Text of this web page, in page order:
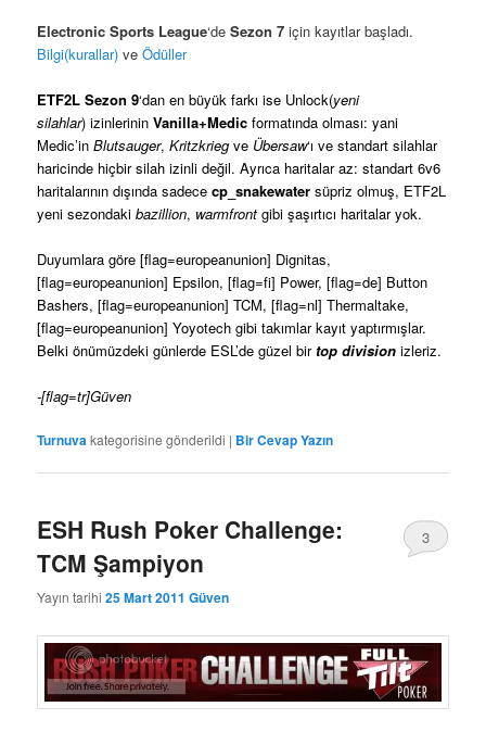
Electronic Sports League‘deSezon 7 için kayıtlar başladı.
Bilgi(kurallar) veÖdüller
ETF2L Sezon 9‘dan en büyük farkı ise Unlock(yeni
silahlar) izinlerininVanilla+Medic formatında olması: yani
Medic’inBlutsauger,Kritzkrieg ve Übersaw‘ı ve standart silahlar
haricinde hiçbir silah izinli değil. Ayrıca haritalar az: standart 6v6
haritalarının dışında sadececp_snakewater süpriz olmuş, ETF2L
yeni sezondakibazillion, warmfront gibi şaşırtıcı haritalar yok.
Duyumlara göre [flag=europeanunion] Dignitas,
[flag=europeanunion] Epsilon, [flag=fi] Power, [flag=de] Button
Bashers, [flag=europeanunion] TCM, [flag=nl] Thermaltake,
[flag=europeanunion] Yoyotech gibi takımlar kayıt yaptırmışlar.
Belki önümüzdeki günlerde ESL’de güzel birtop division izleriz.
-[flag=tr]Güven
Turnuvakategorisine gönderildi | Bir Cevap Yazın
ESH Rush Poker Challenge:
TCM Şampiyon
Yayın tarihi25 Mart 2011 Güven
3